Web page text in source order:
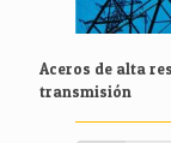
Aceros de alta
transmisión